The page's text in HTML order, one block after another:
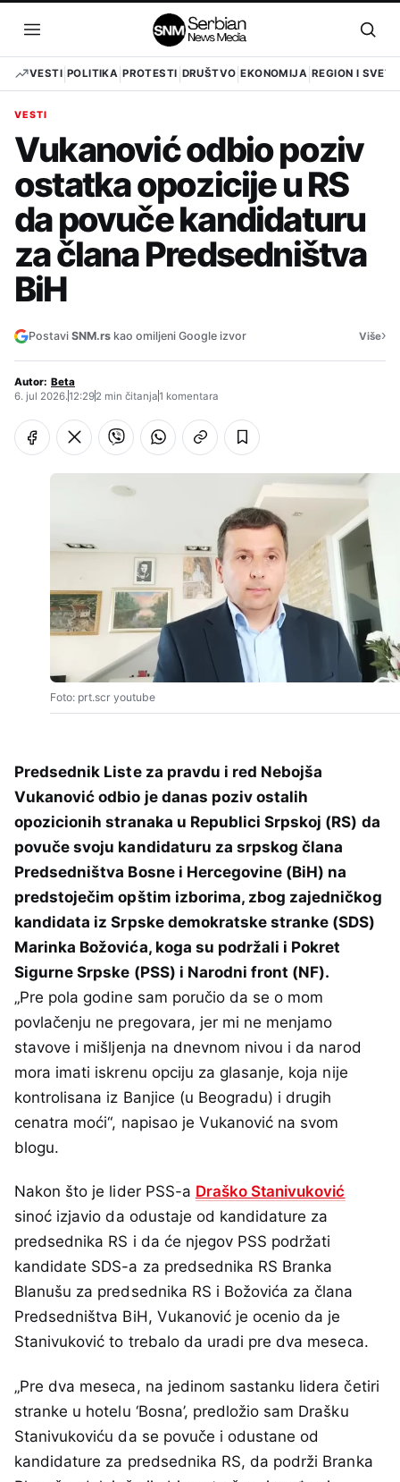
sadržaj
Otvori
meni
VESTI POLITIKA PROTESTI DRUŠTVO EKONOMIJA REGION I SVET
VESTI
Vukanović odbio poziv
ostatka opozicije u RS
da povuče kandidaturu
za člana Predsedništva
BiH
Postavi SNM.rs kao omiljeni Google izvor Više›
Autor: Beta
6. jul 2026.12:292 min čitanja1 komentara
Foto: prt.scr youtube
Predsednik Liste za pravdu i red Nebojša
Vukanović odbio je danas poziv ostalih
opozicionih stranaka u Republici Srpskoj (RS) da
povuče svoju kandidaturu za srpskog člana
Predsedništva Bosne i Hercegovine (BiH) na
predstoječim opštim izborima, zbog zajedničkog
kandidata iz Srpske demokratske stranke (SDS)
Marinka Božovića, koga su podržali i Pokret
Sigurne Srpske (PSS) i Narodni front (NF).
„Pre pola godine sam poručio da se o mom
povlačenju ne pregovara, jer mi ne menjamo
stavove i mišljenja na dnevnom nivou i da narod
mora imati iskrenu opciju za glasanje, koja nije
kontrolisana iz Banjice (u Beogradu) i drugih
cenatra moći“, napisao je Vukanović na svom
blogu.
Nakon što je lider PSS-a Draško Stanivuković
sinoć izjavio da odustaje od kandidature za
predsednika RS i da će njegov PSS podržati
kandidate SDS-a za predsednika RS Branka
Blanušu za predsednika RS i Božovića za člana
Predsedništva BiH, Vukanović je ocenio da je
Stanivuković to trebalo da uradi pre dva meseca.
„Pre dva meseca, na jedinom sastanku lidera četiri
stranke u hotelu ‘Bosna’, predložio sam Drašku
Stanivukoviću da se povuče i odustane od
kandidature za predsednika RS, da podrži Branka